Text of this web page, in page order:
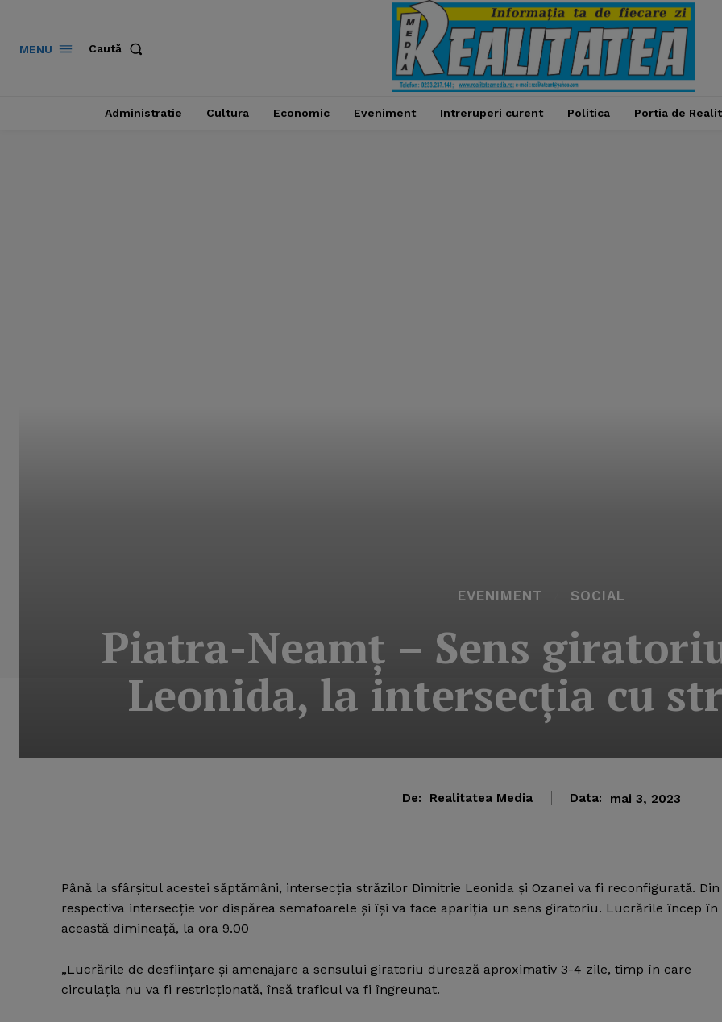
MENU Caută
Administratie Cultura Economic Eveniment Intreruperi curent Politica Portia de
EVENIMENT SOCIAL
Piatra-Neamţ – Sens
Leonida, la intersecţia cu
De: Realitatea Media Data: mai 3, 2023
Până la sfârşitul acestei săptămâni, intersecţia străzilor Dimitrie Leonida şi Ozanei va fi reconfigurată. Din
respectiva intersecţie vor dispărea semafoarele şi îşi va face apariţia un sens giratoriu. Lucrările încep în
această dimineaţă, la ora 9.00
„Lucrările de desfiinţare şi amenajare a sensului giratoriu durează aproximativ 3-4 zile, timp în care
circulaţia nu va fi restricţionată, însă traficul va fi îngreunat.